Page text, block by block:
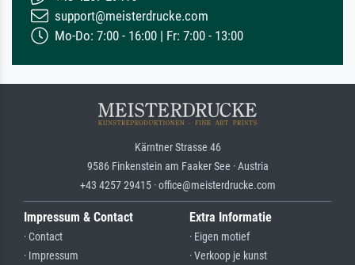
support@meisterdrucke.com
Mo-Do: 7:00 - 16:00 | Fr: 7:00 - 13:00
Kärntner Strasse 46
9586 Finkenstein am Faaker See · Austria
+43 4257 29415 · office@meisterdrucke.com
Impressum & Contact
· Contact
· Impressum
Extra Informatie
· Eigen motief
· Verkoop je kunst